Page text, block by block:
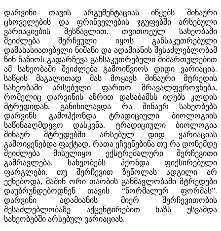
დარვინი თავის არგუმენტაციას იწყებს შინაური
ცხოველების და ფრინველების ჯგუფებში არსებული
ვარიაციების შესწავლით. თვითოეულ სახეობაში
შეიძლება შერჩეული იყოს განსაკუთრებული
დამახასიათებელი ნიშანი და ადამიანის შესაძლებლობამ
წინ წაწიოს გადარჩევა განსაკუთრებული მიმართულებით
ამ სახეობაში შეიძლება გამოიწვიოს დიდი ვარიაცია.
საწყის მაგალითად მას მოყავს შინაური მტრედის
სახეობაში არსებული ფართო მრავალფეროვნება,
რომელიც დარვინის აზრით დასაბამსს იღებს კლდის
მტრედიდან. განიხილავდა რა შინაურ სახეობებს
დარვინს გამოჰქონდა ტრადიციული ბიოლოგიის
საწინააღმდეგო დასკვნა. ტრადიციული ბიოლოგია
შინაურ მტრედებში არსებულ დიდ ვარიაციას
გამოიყენებდა ფაქტად, რათა ეჩვენებინა თუ რა დონემდე
შეიძლება მისულიყო ექსტრემალური შერჩევითი
გამრავლება. სახეობებს ჰქონდა ფიქსირებული
ფარგლები. თუ შერჩევით ზეწოლას ადგილი არ
ექნებოდა, მაშინ ორი თაობის განმავლობაში მტრედები
დაუბრუნდებოდნენ თავის “ნორმალურ ფორმას”.
დარვინი ადამიანის მიერ შერჩევითობის
შესაძლებლობაზე აქცენტირებით ხაზს უსვამდა
სახეობებში არსებულ ვარიაციას.